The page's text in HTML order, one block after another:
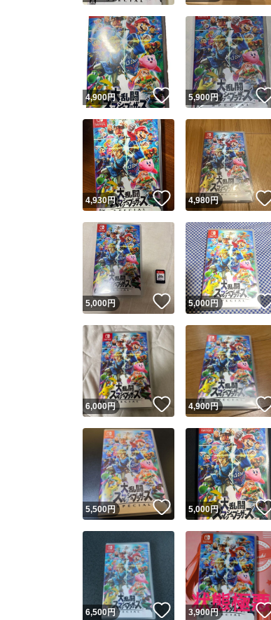
4,900円 いいね！
5,900円
4,930円 いいね！
4,980円
5,000円 いいね！
5,000円
6,000円 いいね！
4,900円
5,500円 いいね！
5,000円
6,500円 いいね！
3,900円